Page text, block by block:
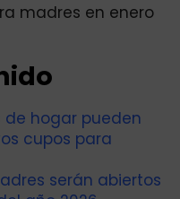
madres en enero
de hogar pueden
cupos para
serán abiertos